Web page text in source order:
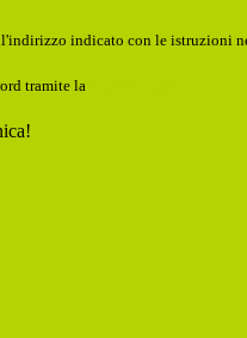
indicato con le istruzioni
tramite la